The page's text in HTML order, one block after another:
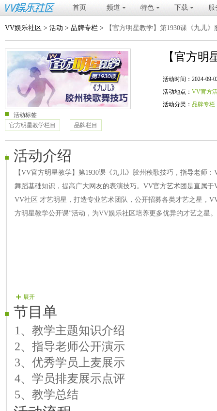
首页 频道 特色 下载 服
VV娱乐社区 > 活动 > 品牌专栏 > 【官方明星教学】第1930课《九儿
【官方
活动时间：2024-09-
活动地点： VV官方
活动分类： 品牌专栏
活动标签
官方明星教学栏目
品牌栏目
活动介绍
【VV官方明星教学】第1930课《九儿》胶州秧歌技巧，指导老师
舞蹈基础知识，提高广大网友的表演技巧。VV官方艺术团是直属
VV社区 才艺明星，打造专业艺术团队，公开招募各类才艺之星，
方明星教学公开课”活动，为VV娱乐社区培养更多优异的才艺之星。
展开
节目单
1、教学主题知识介绍
2、指导老师公开演示
3、优秀学员上麦展示
4、学员排麦展示点评
5、教学总结